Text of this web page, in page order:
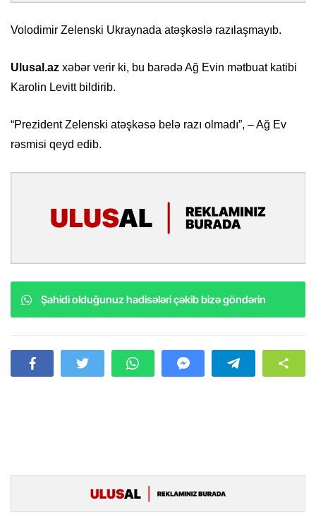
Volodimir Zelenski Ukraynada atəşkəslə razılaşmayıb.
Ulusal.az xəbər verir ki, bu barədə Ağ Evin mətbuat katibi
Karolin Levitt bildirib.
“Prezident Zelenski atəşkəsə belə razı olmadı”, – Ağ Ev
rəsmisi qeyd edib.
Şahidi olduğunuz hadisələri çəkib bizə göndərin